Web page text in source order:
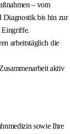
– vom
Diagnostik bis hin zur
Eingriffe.
arbeitstäglich die
aktiv
sowie Ihre